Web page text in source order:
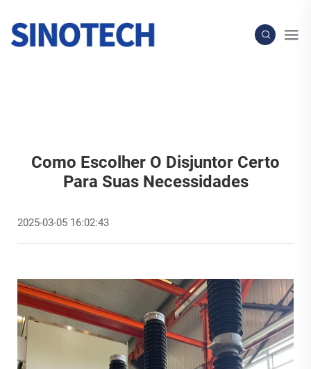
Como Escolher O Disjuntor Certo
Para Suas Necessidades
2025-03-05 16:02:43